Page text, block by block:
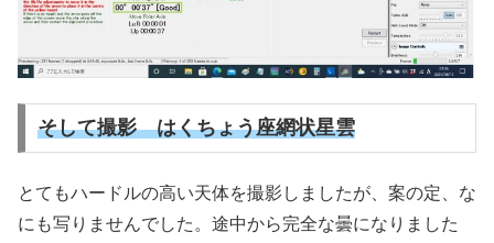
そして撮影 はくちょう座網状星雲
とてもハードルの高い天体を撮影しましたが、案の定、な
にも写りませんでした。途中から完全な曇になりました